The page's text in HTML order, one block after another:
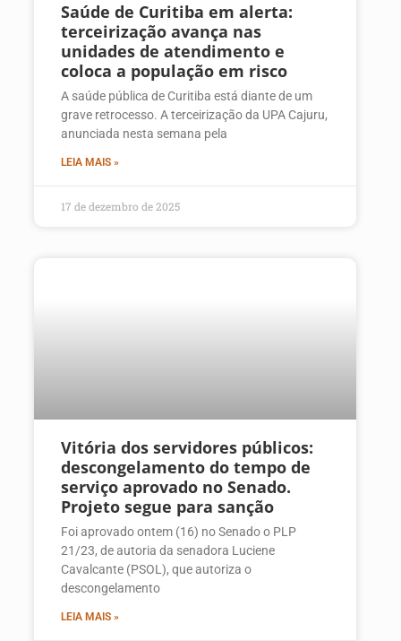
Saúde de Curitiba em alerta:
terceirização avança nas
unidades de atendimento e
coloca a população em risco
A saúde pública de Curitiba está diante de um
grave retrocesso. A terceirização da UPA Cajuru,
anunciada nesta semana pela
LEIA MAIS »
17 de dezembro de 2025
Vitória dos servidores públicos:
descongelamento do tempo de
serviço aprovado no Senado.
Projeto segue para sanção
Foi aprovado ontem (16) no Senado o PLP
21/23, de autoria da senadora Luciene
Cavalcante (PSOL), que autoriza o
descongelamento
LEIA MAIS »